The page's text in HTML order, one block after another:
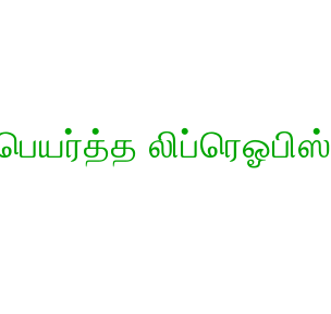
லிப்ரெஓபிஸ்